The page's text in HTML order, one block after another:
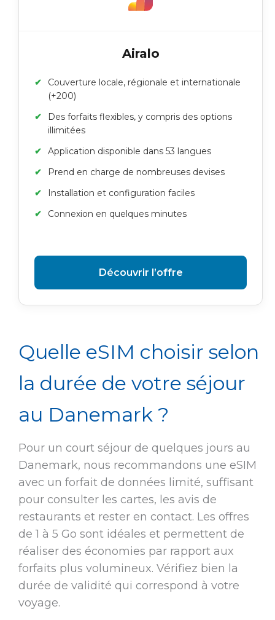
Airalo
Couverture locale, régionale et internationale
(+200)
Des forfaits flexibles, y compris des options
illimitées
Application disponible dans 53 langues
Prend en charge de nombreuses devises
Installation et configuration faciles
Connexion en quelques minutes
Découvrir l’offre
Quelle eSIM choisir selon
la durée de votre séjour
au Danemark ?
Pour un court séjour de quelques jours au
Danemark, nous recommandons une eSIM
avec un forfait de données limité, suffisant
pour consulter les cartes, les avis de
restaurants et rester en contact. Les offres
de 1 à 5 Go sont idéales et permettent de
réaliser des économies par rapport aux
forfaits plus volumineux. Vérifiez bien la
durée de validité qui correspond à votre
voyage.